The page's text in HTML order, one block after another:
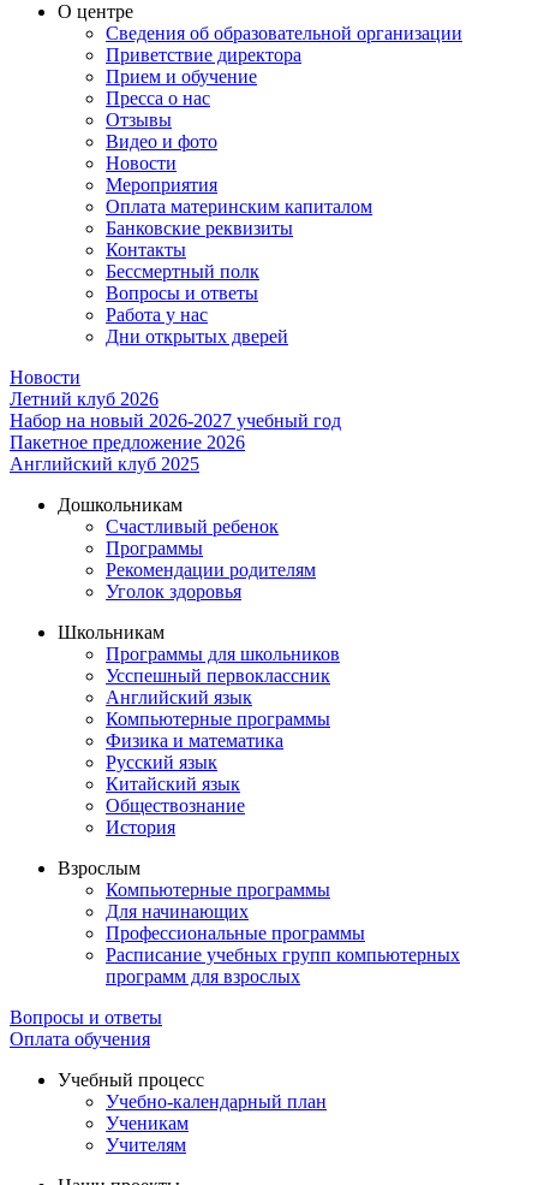
О центре
Сведения об образовательной организации
Приветствие директора
Прием и обучение
Пресса о нас
Отзывы
Видео и фото
Новости
Мероприятия
Оплата материнским капиталом
Банковские реквизиты
Контакты
Бессмертный полк
Вопросы и ответы
Работа у нас
Дни открытых дверей
Новости
Летний клуб 2026
Набор на новый 2026-2027 учебный год
Пакетное предложение 2026
Английский клуб 2025
Дошкольникам
Счастливый ребенок
Программы
Рекомендации родителям
Уголок здоровья
Школьникам
Программы для школьников
Усспешный первоклассник
Английский язык
Компьютерные программы
Физика и математика
Русский язык
Китайский язык
Обществознание
История
Взрослым
Компьютерные программы
Для начинающих
Профессиональные программы
Расписание учебных групп компьютерных
программ для взрослых
Вопросы и ответы
Оплата обучения
Учебный процесс
Учебно-календарный план
Ученикам
Учителям